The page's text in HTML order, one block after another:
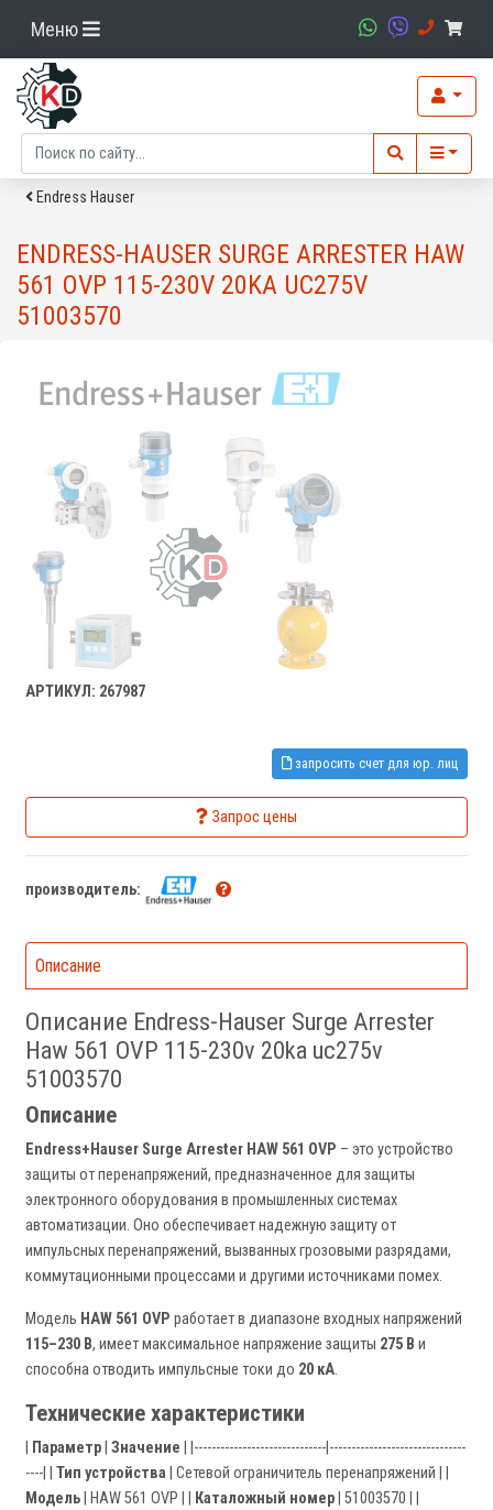
Меню
Endress Hauser
ENDRESS-HAUSER SURGE ARRESTER HAW
561 OVP 115-230V 20KA UC275V
51003570
АРТИКУЛ: 267987
запросить счет для юр. лиц
Запрос цены
производитель:
Описание
Описание Endress-Hauser Surge Arrester
Haw 561 OVP 115-230v 20ka uc275v
51003570
Описание
Endress+Hauser Surge Arrester HAW 561 OVP – это устройство
защиты от перенапряжений, предназначенное для защиты
электронного оборудования в промышленных системах
автоматизации. Оно обеспечивает надежную защиту от
импульсных перенапряжений, вызванных грозовыми разрядами,
коммутационными процессами и другими источниками помех.
Модель HAW 561 OVP работает в диапазоне входных напряжений
115–230 В, имеет максимальное напряжение защиты 275 В и
способна отводить импульсные токи до 20 кА.
Технические характеристики
Параметр Значение | |------------------------------|-------------------------------
----| | Тип устройства | Сетевой ограничитель перенапряжений | |
Модель | HAW 561 OVP | | Каталожный номер | 51003570 | |